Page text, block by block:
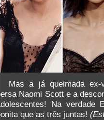
Mas a já queimada ex-
Naomi Scott e a
Na verdade
que as três juntas!